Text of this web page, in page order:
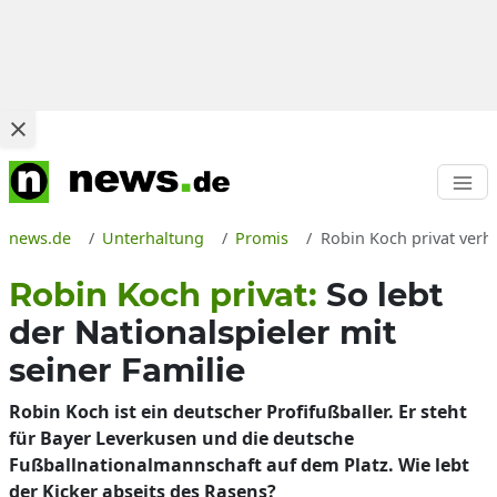
news.de Unterhaltung Promis Robin Koch privat
Robin Koch privat: So lebt
der Nationalspieler mit
seiner Familie
Robin Koch ist ein deutscher Profifußballer. Er steht
für Bayer Leverkusen und die deutsche
Fußballnationalmannschaft auf dem Platz. Wie lebt
der Kicker abseits des Rasens?